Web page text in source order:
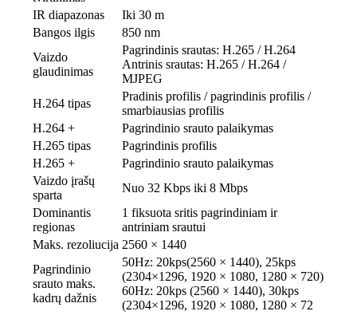
IR diapazonas
Iki 30 m
Bangos ilgis
850 nm
Vaizdo
glaudinimas
Pagrindinis srautas: H.265 / H.264
Antrinis srautas: H.265 / H.264 /
MJPEG
H.264 tipas
Pradinis profilis / pagrindinis profilis /
smarbiausias profilis
H.264 +
Pagrindinio srauto palaikymas
H.265 tipas
Pagrindinis profilis
H.265 +
Pagrindinio srauto palaikymas
Vaizdo įrašų
sparta
Nuo 32 Kbps iki 8 Mbps
Dominantis
regionas
1 fiksuota sritis pagrindiniam ir
antriniam srautui
Maks. rezoliucija 2560 × 1440
Pagrindinio
srauto maks.
kadrų dažnis
50Hz: 20kps(2560 × 1440), 25kps
(2304×1296, 1920 × 1080, 1280 × 720)
60Hz: 20kps (2560 × 1440), 30kps
(2304×1296, 1920 × 1080, 1280 × 72